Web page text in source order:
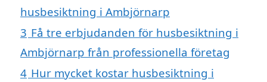
husbesiktning i Ambjörnarp
3 Få tre erbjudanden för husbesiktning i
Ambjörnarp från professionella företag
4 Hur mycket kostar husbesiktning i